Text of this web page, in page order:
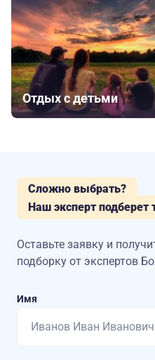
Отдых с детьми
Сложно выбрать?
Наш эксперт подберет
Оставьте заявку и
подборку от экспертов
Имя